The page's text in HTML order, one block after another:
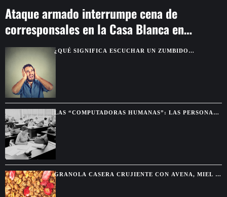
Ataque armado interrumpe cena de
corresponsales en la Casa Blanca en
Washington¿QUÉ SIGNIFICA ESCUCHAR UN ZUMBIDO
LAS “COMPUTADORAS HUMANAS”: LAS PERSONAS
QUE HACÍAN LOS CÁLCULOS ANTES DE LAS
COMPUTADORAS
GRANOLA CASERA CRUJIENTE CON AVENA, MIEL Y
FRUTOS SECOS